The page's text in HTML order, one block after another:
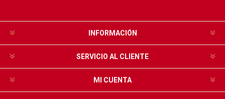
INFORMACIÓN
SERVICIO AL CLIENTE
MI CUENTA